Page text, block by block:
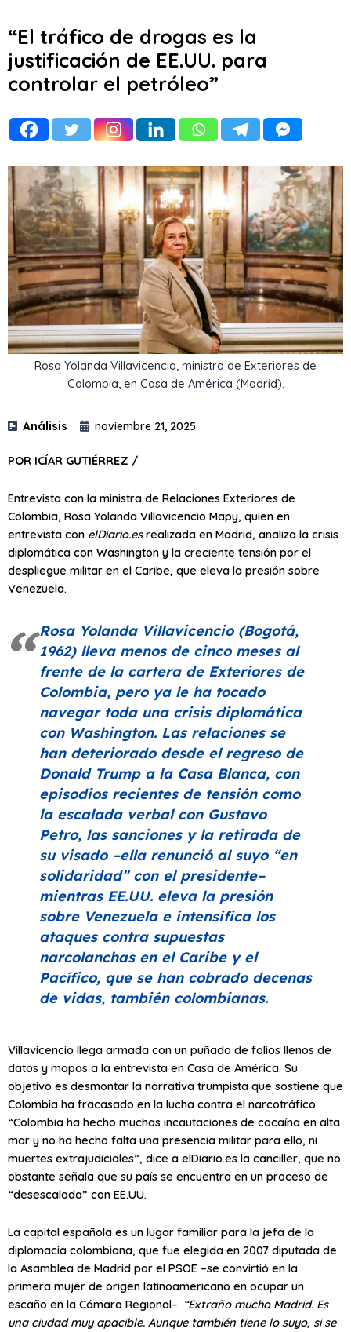
“El tráfico de drogas es la
justificación de EE.UU. para
controlar el petróleo”
Rosa Yolanda Villavicencio, ministra de Exteriores de
Colombia, en Casa de América (Madrid).
Análisis noviembre 21, 2025
POR ICÍAR GUTIÉRREZ /
Entrevista con la ministra de Relaciones Exteriores de
Colombia, Rosa Yolanda Villavicencio Mapy, quien en
entrevista con elDiario.esrealizada en Madrid, analiza la crisis
diplomática con Washington y la creciente tensión por el
despliegue militar en el Caribe, que eleva la presión sobre
Venezuela.
Rosa Yolanda Villavicencio (Bogotá,
1962) lleva menos de cinco meses al
frente de la cartera de Exteriores de
Colombia, pero ya le ha tocado
navegar toda una crisis diplomática
con Washington. Las relaciones se
han deteriorado desde el regreso de
Donald Trump a la Casa Blanca, con
episodios recientes de tensión como
la escalada verbal con Gustavo
Petro, las sanciones y la retirada de
su visado –ella renunció al suyo “en
solidaridad”con el presidente–
mientras EE.UU. eleva la presión
sobre Venezuela e intensifica los
ataques contra supuestas
narcolanchas en el Caribe y el
Pacífico, que se han cobrado decenas
de vidas, también colombianas.
Villavicencio llega armada con un puñado de folios llenos de
datos y mapas a la entrevista en Casa de América. Su
objetivo es desmontar la narrativa trumpista que sostiene que
Colombia ha fracasado en la lucha contra el narcotráfico.
“Colombia ha hecho muchas incautaciones de cocaína en alta
mar y no ha hecho falta una presencia militar para ello, ni
muertes extrajudiciales”, dice a elDiario.es la canciller, que no
obstante señala que su país se encuentra en un proceso de
“desescalada” con EE.UU.
La capital española es un lugar familiar para la jefa de la
diplomacia colombiana, que fue elegida en 2007 diputada de
la Asamblea de Madrid por el PSOE –se convirtió en la
primera mujer de origen latinoamericano en ocupar un
escaño en la Cámara Regional–. “Extraño mucho Madrid. Es
una ciudad muy apacible. Aunque también tiene lo suyo, si se